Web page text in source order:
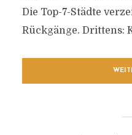
Die Top-7-Städte
Rückgänge. Drittens: